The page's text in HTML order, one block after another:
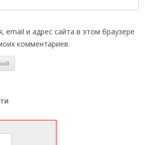
email и адрес сайта в этом браузере
комментариев.